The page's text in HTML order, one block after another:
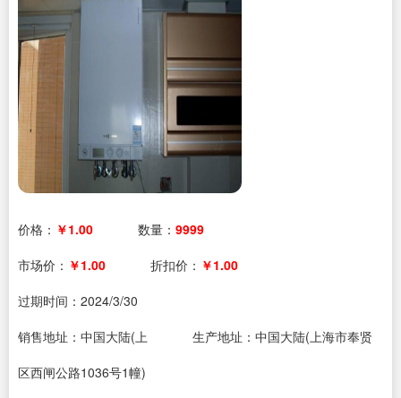
价格： ￥1.00 数量： 9999
市场价： ￥1.00 折扣价： ￥1.00
过期时间： 2024/3/30
销售地址：中国大陆(上
生产地址：中国大陆(上海市奉贤
区西闸公路1036号1幢)